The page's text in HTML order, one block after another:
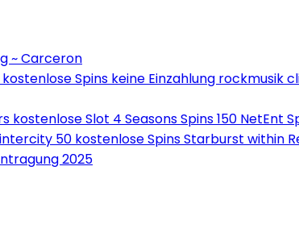
~ Carceron
Spins keine Einzahlung rockmusik
Slot 4 Seasons Spins 150 NetEnt
50 kostenlose Spins Starburst within
2025